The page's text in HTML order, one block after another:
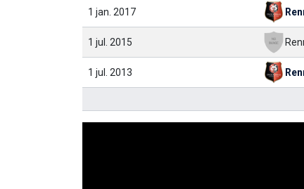
1 jan. 2017
1 jul. 2015
1 jul. 2013